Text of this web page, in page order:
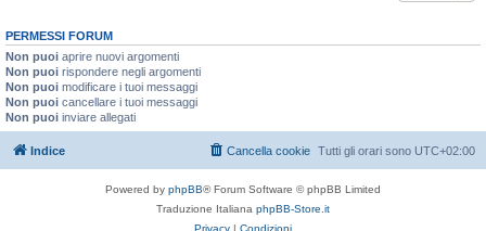
PERMESSI FORUM
Non puoi aprire nuovi argomenti
Non puoi rispondere negli argomenti
Non puoi modificare i tuoi messaggi
Non puoi cancellare i tuoi messaggi
Non puoi inviare allegati
Indice Tutti gli orari sono UTC+02:00
Cancella cookie
Powered by phpBB® Forum Software © phpBB Limited
Traduzione Italiana phpBB-Store.it
Privacy | Condizioni